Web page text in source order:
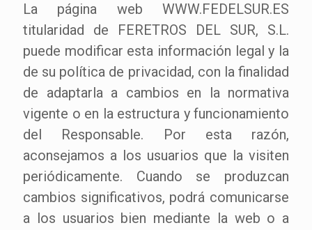
La página web WWW.FEDELSUR.ES
titularidad de FERETROS DEL SUR, S.L.
puede modificar esta información legal y la
de su política de privacidad, con la finalidad
de adaptarla a cambios en la normativa
vigente o en la estructura y funcionamiento
del Responsable. Por esta razón,
aconsejamos a los usuarios que la visiten
periódicamente. Cuando se produzcan
cambios significativos, podrá comunicarse
a los usuarios bien mediante la web o a